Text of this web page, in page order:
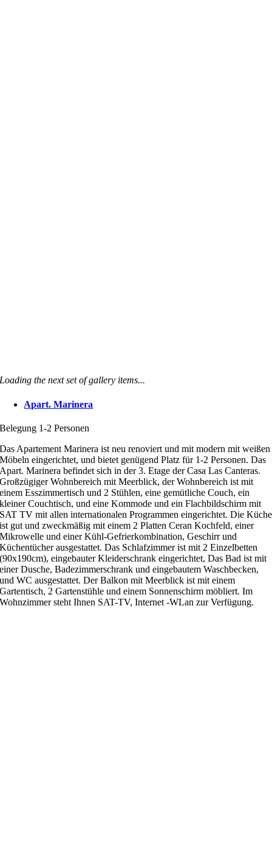
Loading the next set of gallery items...
Apart. Marinera
Belegung 1-2 Personen
Das Apartement Marinera ist neu renoviert und mit modern mit weißen
Möbeln eingerichtet, und bietet genügend Platz für 1-2 Personen. Das
Apart. Marinera befindet sich in der 3. Etage der Casa Las Canteras.
Großzügiger Wohnbereich mit Meerblick, der Wohnbereich ist mit
einem Esszimmertisch und 2 Stühlen, eine gemütliche Couch, ein
kleiner Couchtisch, und eine Kommode und ein Flachbildschirm mit
SAT TV mit allen internationalen Programmen eingerichtet. Die Küche
ist gut und zweckmäßig mit einem 2 Platten Ceran Kochfeld, einer
Mikrowelle und einer Kühl-Gefrierkombination, Geschirr und
Küchentücher ausgestattet. Das Schlafzimmer ist mit 2 Einzelbetten
(90x190cm), eingebauter Kleiderschrank eingerichtet, Das Bad ist mit
einer Dusche, Badezimmerschrank und eingebautem Waschbecken,
und WC ausgestattet. Der Balkon mit Meerblick ist mit einem
Gartentisch, 2 Gartenstühle und einem Sonnenschirm möbliert. Im
Wohnzimmer steht Ihnen SAT-TV, Internet -WLan zur Verfügung.